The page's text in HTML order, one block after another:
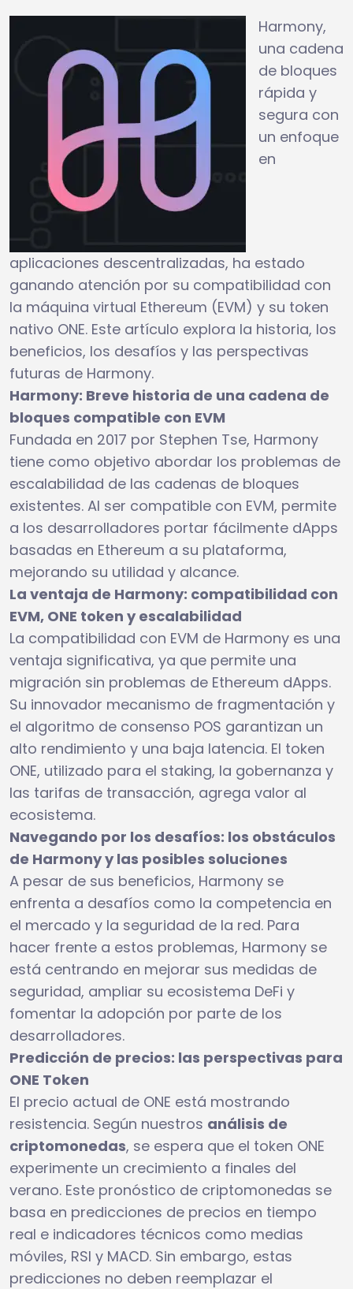
Harmony,
una cadena
de bloques
rápida y
segura con
un enfoque
en
aplicaciones descentralizadas, ha estado
ganando atención por su compatibilidad con
la máquina virtual Ethereum (EVM) y su token
nativo ONE. Este artículo explora la historia, los
beneficios, los desafíos y las perspectivas
futuras de Harmony.
Harmony: Breve historia de una cadena de
bloques compatible con EVM
Fundada en 2017 por Stephen Tse, Harmony
tiene como objetivo abordar los problemas de
escalabilidad de las cadenas de bloques
existentes. Al ser compatible con EVM, permite
a los desarrolladores portar fácilmente dApps
basadas en Ethereum a su plataforma,
mejorando su utilidad y alcance.
La ventaja de Harmony: compatibilidad con
EVM, ONE token y escalabilidad
La compatibilidad con EVM de Harmony es una
ventaja significativa, ya que permite una
migración sin problemas de Ethereum dApps.
Su innovador mecanismo de fragmentación y
el algoritmo de consenso POS garantizan un
alto rendimiento y una baja latencia. El token
ONE, utilizado para el staking, la gobernanza y
las tarifas de transacción, agrega valor al
ecosistema.
Navegando por los desafíos: los obstáculos
de Harmony y las posibles soluciones
A pesar de sus beneficios, Harmony se
enfrenta a desafíos como la competencia en
el mercado y la seguridad de la red. Para
hacer frente a estos problemas, Harmony se
está centrando en mejorar sus medidas de
seguridad, ampliar su ecosistema DeFi y
fomentar la adopción por parte de los
desarrolladores.
Predicción de precios: las perspectivas para
ONE Token
El precio actual de ONE está mostrando
resistencia. Según nuestros análisis de
criptomonedas, se espera que el token ONE
experimente un crecimiento a finales del
verano. Este pronóstico de criptomonedas se
basa en predicciones de precios en tiempo
real e indicadores técnicos como medias
móviles, RSI y MACD. Sin embargo, estas
predicciones no deben reemplazar el